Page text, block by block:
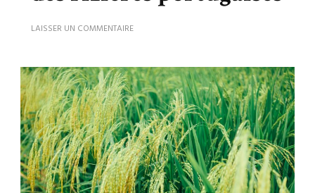
LAISSER UN COMMENTAIRESUR
LES
SECRETS
DES
RIZIÈRES
PORTUGAISES